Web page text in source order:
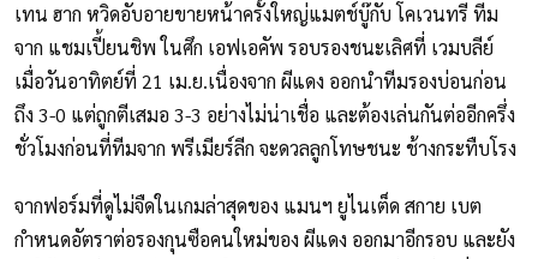
เทน ฮาก หวิดอับอายขายหน้าครั้งใหญ่แมตช์บู๊กับ โคเวนทรี ทีม
จาก แชมเปี้ยนชิพ ในศึก เอฟเอคัพ รอบรองชนะเลิศที่ เวมบลีย์
เมื่อวันอาทิตย์ที่ 21 เม.ย.เนื่องจาก ผีแดง ออกนำทีมรองบ่อนก่อน
ถึง 3-0 แต่ถูกตีเสมอ 3-3 อย่างไม่น่าเชื่อ และต้องเล่นกันต่ออีกครึ่ง
ชั่วโมงก่อนที่ทีมจาก พรีเมียร์ลีก จะดวลลูกโทษชนะ ช้างกระทืบโรง
จากฟอร์มที่ดูไม่จืดในเกมล่าสุดของ แมนฯ ยูไนเต็ด สกาย เบต
กำหนดอัตราต่อรองกุนซือคนใหม่ของ ผีแดง ออกมาอีกรอบ และยัง